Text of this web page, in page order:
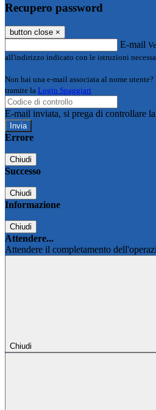
Recupero password
button close ×
E-mail
all'indirizzo indicato con le istruzioni
Non hai una e-mail associata al nome
tramite la Login Spaggiari
E-mail inviata, si prega di controllare
Errore
Chiudi
Successo
Chiudi
Informazione
Chiudi
Attendere...
Attendere il completamento
Chiudi